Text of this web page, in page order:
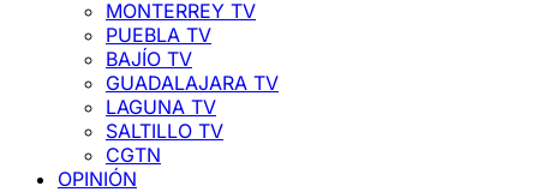
MONTERREY TV
PUEBLA TV
BAJÍO TV
GUADALAJARA TV
LAGUNA TV
SALTILLO TV
CGTN
OPINIÓN